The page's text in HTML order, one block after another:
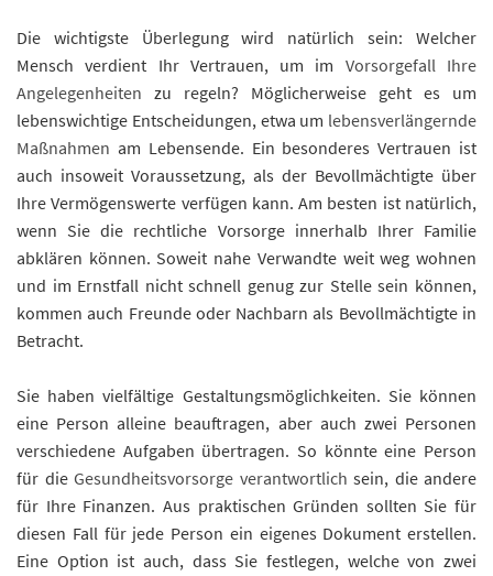
Die wichtigste Überlegung wird natürlich sein: Welcher
Mensch verdient Ihr Vertrauen, um im Vorsorgefall Ihre
Angelegenheiten zu regeln? Möglicherweise geht es um
lebenswichtige Entscheidungen, etwa um lebensverlängernde
Maßnahmen am Lebensende. Ein besonderes Vertrauen ist
auch insoweit Voraussetzung, als der Bevollmächtigte über
Ihre Vermögenswerte verfügen kann. Am besten ist natürlich,
wenn Sie die rechtliche Vorsorge innerhalb Ihrer Familie
abklären können. Soweit nahe Verwandte weit weg wohnen
und im Ernstfall nicht schnell genug zur Stelle sein können,
kommen auch Freunde oder Nachbarn als Bevollmächtigte in
Betracht.
Sie haben vielfältige Gestaltungsmöglichkeiten. Sie können
eine Person alleine beauftragen, aber auch zwei Personen
verschiedene Aufgaben übertragen. So könnte eine Person
für die Gesundheitsvorsorge verantwortlich sein, die andere
für Ihre Finanzen. Aus praktischen Gründen sollten Sie für
diesen Fall für jede Person ein eigenes Dokument erstellen.
Eine Option ist auch, dass Sie festlegen, welche von zwei